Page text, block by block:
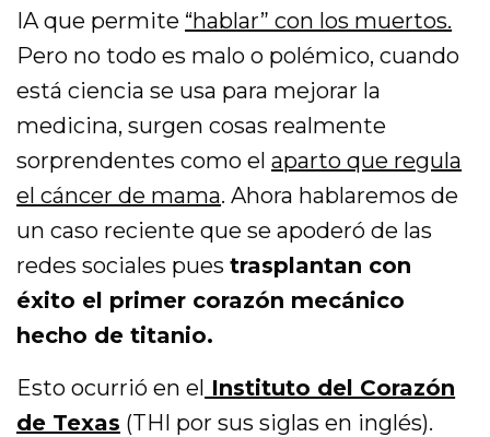
IA que permite “hablar” con los muertos.
Pero no todo es malo o polémico, cuando
está ciencia se usa para mejorar la
medicina, surgen cosas realmente
sorprendentes como elaparto que regula
el cáncer de mama. Ahora hablaremos de
un caso reciente que se apoderó de las
redes sociales puestrasplantan con
éxito el primer corazón mecánico
hecho de titanio.
Esto ocurrió en el Instituto del Corazón
de Texas (THI por sus siglas en inglés).